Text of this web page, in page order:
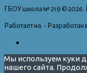
ГБОУ школа № 219 © 2026.
Работает на - Разработан
Мы используем куки
нашего сайта.